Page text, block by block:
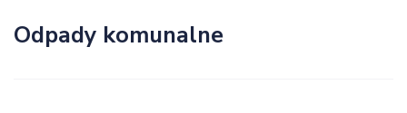
Odpady komunalne